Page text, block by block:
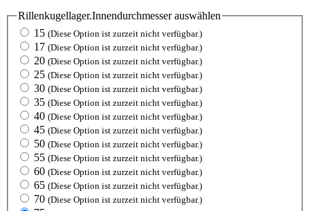
Rillenkugellager.Innendurchmesserauswählen
15 (Diese Option ist zurzeit nicht verfügbar.)
17 (Diese Option ist zurzeit nicht verfügbar.)
20 (Diese Option ist zurzeit nicht verfügbar.)
25 (Diese Option ist zurzeit nicht verfügbar.)
30 (Diese Option ist zurzeit nicht verfügbar.)
35 (Diese Option ist zurzeit nicht verfügbar.)
40 (Diese Option ist zurzeit nicht verfügbar.)
45 (Diese Option ist zurzeit nicht verfügbar.)
50 (Diese Option ist zurzeit nicht verfügbar.)
55 (Diese Option ist zurzeit nicht verfügbar.)
60 (Diese Option ist zurzeit nicht verfügbar.)
65 (Diese Option ist zurzeit nicht verfügbar.)
70 (Diese Option ist zurzeit nicht verfügbar.)